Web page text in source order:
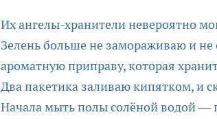
Их ангелы-хранители невероятно
Зелень больше не замораживаю и
ароматную приправу, которая
Два пакетика заливаю кипятком, и
Начала мыть полы солёной водой —